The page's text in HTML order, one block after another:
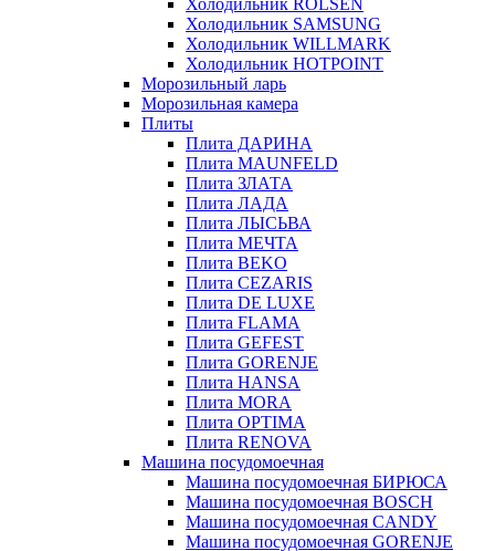
Холодильник ROLSEN
Холодильник SAMSUNG
Холодильник WILLMARK
Холодильник HOTPOINT
Морозильный ларь
Морозильная камера
Плиты
Плита ДАРИНА
Плита MAUNFELD
Плита ЗЛАТА
Плита ЛАДА
Плита ЛЫСЬВА
Плита МЕЧТА
Плита BEKO
Плита CEZARIS
Плита DE LUXE
Плита FLAMA
Плита GEFEST
Плита GORENJE
Плита HANSA
Плита MORA
Плита OPTIMA
Плита RENOVA
Машина посудомоечная
Машина посудомоечная БИРЮСА
Машина посудомоечная BOSCH
Машина посудомоечная CANDY
Машина посудомоечная GORENJE